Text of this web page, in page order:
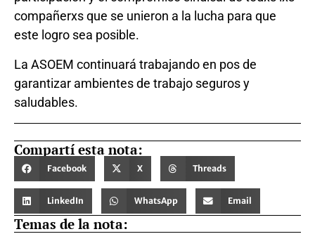
compañerxs que se unieron a la lucha para que
este logro sea posible.
La ASOEM continuará trabajando en pos de
garantizar ambientes de trabajo seguros y
saludables.
Compartí esta nota:
Facebook X Threads
LinkedIn WhatsApp Email
Temas de la nota: